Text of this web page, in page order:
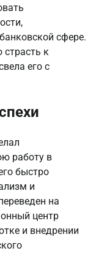
сфере.
страсть к
его с
работу в
быстро
и
на
центр
и внедрении